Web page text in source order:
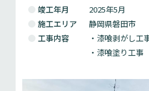
竣工年月
2025年5月
施工エリア
静岡県磐田市
工事内容
・漆喰剥がし工
・漆喰塗り工事